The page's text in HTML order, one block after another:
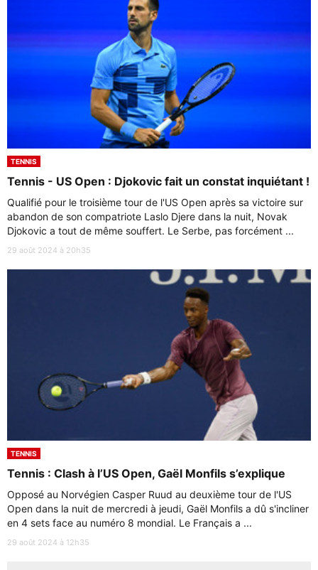
TENNIS
Tennis - US Open : Djokovic fait un constat inquiétant !
Qualifié pour le troisième tour de l'US Open après sa victoire sur
abandon de son compatriote Laslo Djere dans la nuit, Novak
Djokovic a tout de même souffert. Le Serbe, pas forcément ...
29 août 2024 à 20h35
TENNIS
Tennis : Clash à l’US Open, Gaël Monfils s’explique
Opposé au Norvégien Casper Ruud au deuxième tour de l'US
Open dans la nuit de mercredi à jeudi, Gaël Monfils a dû s'incliner
en 4 sets face au numéro 8 mondial. Le Français a ...
29 août 2024 à 12h35